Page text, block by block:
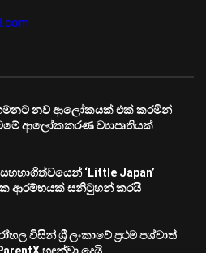
ගමනට නව ආලෝකයක් එක් කරමින්
ආලෝකකරණ ව්‍යාපෘතියක්
‘Little Japan’
ආරම්භයක් සනිටුහන් කරයි
විසින් ශ්‍රී ලංකාවේ ප්‍රථම පශ්චාත්